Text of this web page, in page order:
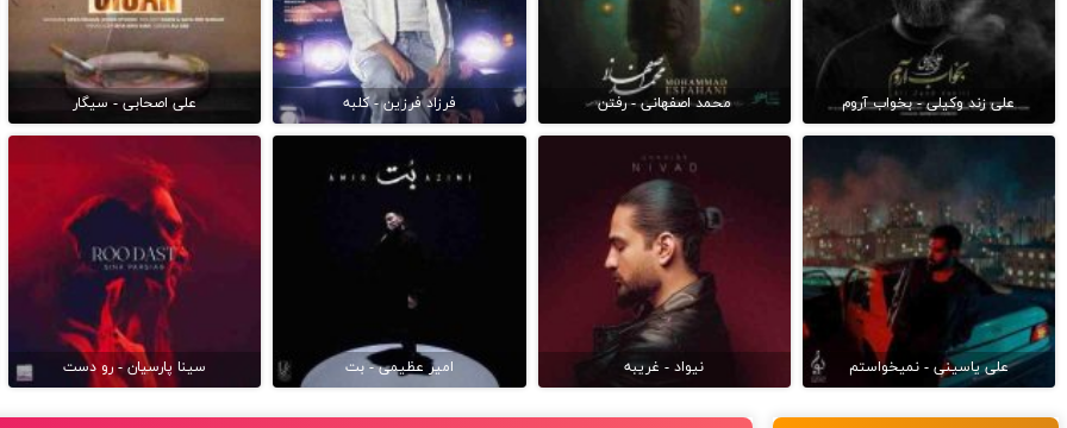
علی زند وکیلی - بخواب آروم محمد اصفهانی - رفتن فرزاد فرزین - کلبه علی اصحابی - سیگار
علی یاسینی - نمیخواستم نیواد - غریبه امیر عظیمی - بت سینا پارسیان - رو دست